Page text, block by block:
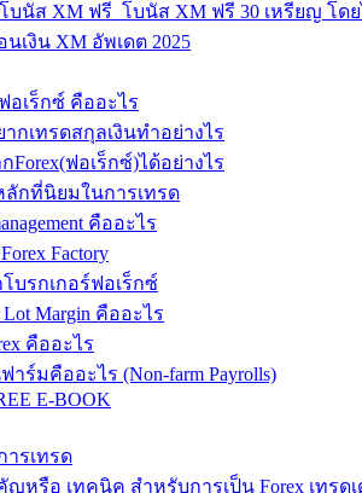
บนัส XM ฟรี โบนัส XM ฟรี 30 เหรียญ โดย
เงิน XM อัพเดต 2025
อเร็กซ์ คืออะไร
ากเทรดสกุลเงินทำอย่างไร
Forex(ฟอเร็กซ์)ได้อย่างไร
ลักที่นิยมในการเทรด
คืออะไร
Factory
โบรกเกอร์ฟอเร็กซ์
Lot Margin คืออะไร
คืออะไร
ร์มคืออะไร (Non-farm Payrolls)
E-BOOK
ารเทรด
ญหรือ เทคนิค สำหรับการเป็น Forex เทรดเ